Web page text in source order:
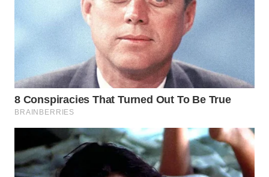
TOBA
WN
WN
LANGKAT